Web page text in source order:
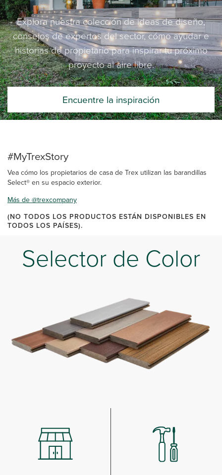
Explora nuestra colección de ideas de diseño,
consejos de expertos del sector, cómo ayudar e
historias de propietario para inspirar tu próximo
proyecto al aire libre.
Encuentre la inspiración
#MyTrexStory
Vea cómo los propietarios de casa de Trex utilizan las barandillas
Select® en su espacio exterior.
Más de @trexcompany
(NO TODOS LOS PRODUCTOS ESTÁN DISPONIBLES EN
TODOS LOS PAÍSES).
Selector de Color